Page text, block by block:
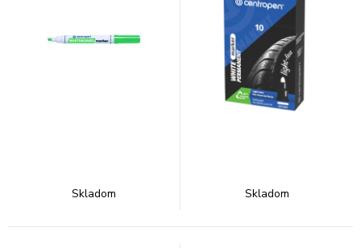
Skladom Skladom